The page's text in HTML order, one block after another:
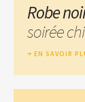
Robe
soirée
EN SAVOIR